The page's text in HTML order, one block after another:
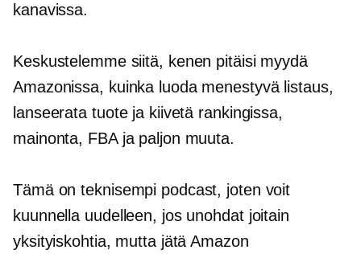
kanavissa.
Keskustelemme siitä, kenen pitäisi myydä
Amazonissa, kuinka luoda menestyvä listaus,
lanseerata tuote ja kiivetä rankingissa,
mainonta, FBA ja paljon muuta.
Tämä on teknisempi podcast, joten voit
kuunnella uudelleen, jos unohdat joitain
yksityiskohtia, mutta jätä Amazon